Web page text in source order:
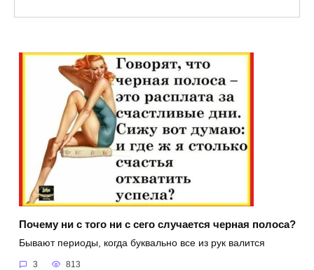
Почему ни с того ни с сего случается черная полоса?
Бывают периоды, когда буквально все из рук валится
3 813